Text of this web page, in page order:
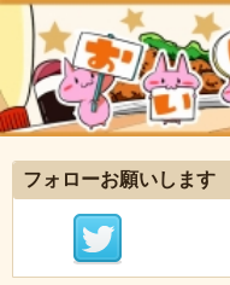
フォローお願いします